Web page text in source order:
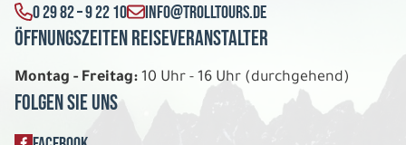
0 29 82 – 9 22 10 INFO@TROLLTOURS.DE
Öffnungszeiten Reiseveranstalter
Montag - Freitag: 10 Uhr - 16 Uhr (durchgehend)
Folgen Sie uns